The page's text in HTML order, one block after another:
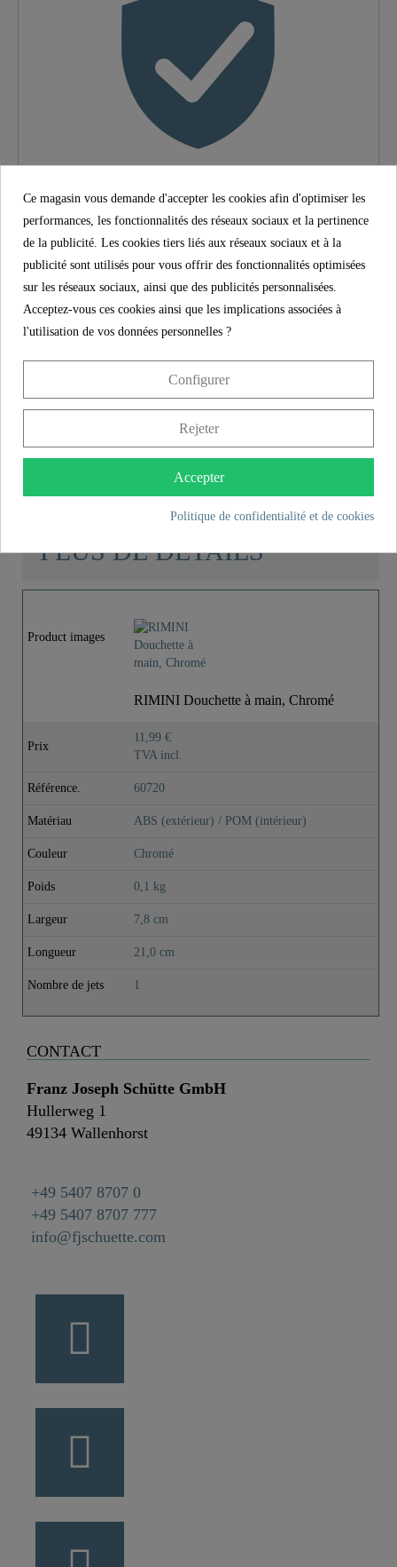
0,1 Kg
7,8 Cm
Nombre De Jets 1
Boutique d'Allemagne
Avec une garantie légale de conformité de 2 ans sur tous
nos produits, nous offrons non seulement des produits de la
plus haute qualité, mais aussi une protection à long terme.
Nous étayons cela par une promesse contraignante - car la
satisfaction et la confiance comptent à chaque achat.
Caractéristiques du produit
Contenu de la livraison
Instructions de montage
PLUS DE DÉTAILS
Product images
RIMINI Douchette à main, Chromé
Prix
11,99 €
TVA incl.
Référence. 60720
Matériau ABS (extérieur) / POM (intérieur)
Couleur Chromé
Poids 0,1 kg
Largeur 7,8 cm
Longueur 21,0 cm
Nombre de jets 1
CONTACT
Franz Joseph Schütte GmbH
Hullerweg 1
49134 Wallenhorst
+49 5407 8707 0
+49 5407 8707 777
info@fjschuette.com
Ce magasin vous demande d'accepter les cookies afin d'optimiser les
performances, les fonctionnalités des réseaux sociaux et la pertinence
de la publicité. Les cookies tiers liés aux réseaux sociaux et à la
publicité sont utilisés pour vous offrir des fonctionnalités optimisées
sur les réseaux sociaux, ainsi que des publicités personnalisées.
Acceptez-vous ces cookies ainsi que les implications associées à
l'utilisation de vos données personnelles ?
Configurer
Rejeter
Accepter
Politique de confidentialité et de cookies